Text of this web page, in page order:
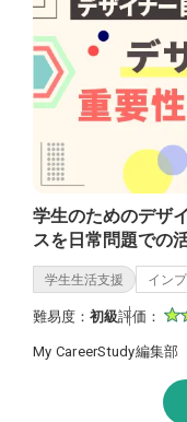
学生のためのデザ
スを日常問題での
学生生活支援 イン
難易度： 初級評価：
My CareerStudy編集部